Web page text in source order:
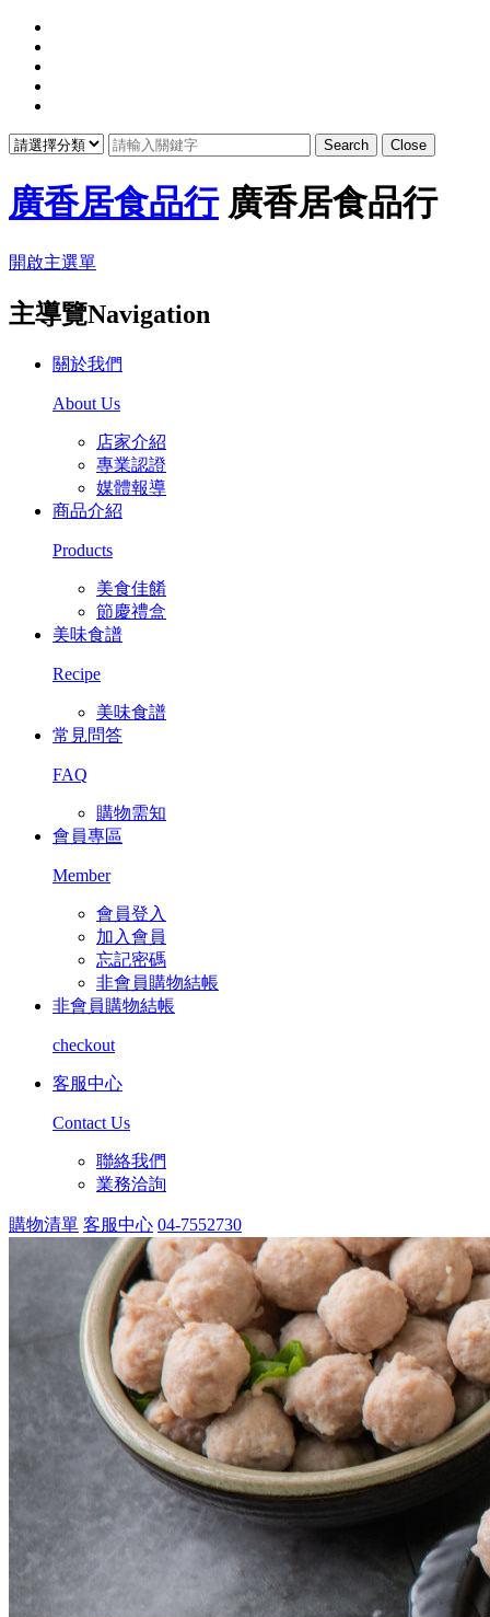
Search Close
廣香居食品行 廣香居食品行
開啟主選單
主導覽Navigation
關於我們
About Us
店家介紹
專業認證
媒體報導
商品介紹
Products
美食佳餚
節慶禮盒
美味食譜
Recipe
美味食譜
常見問答
FAQ
購物需知
會員專區
Member
會員登入
加入會員
忘記密碼
非會員購物結帳
非會員購物結帳
checkout
客服中心
Contact Us
聯絡我們
業務洽詢
購物清單 客服中心 04-7552730